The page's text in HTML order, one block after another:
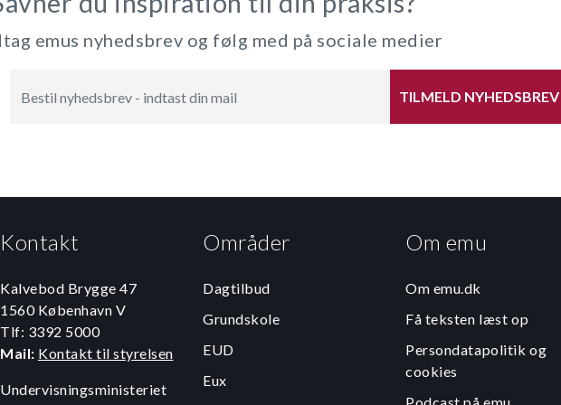
emus nyhedsbrev og følg med på sociale medier
TILMELD NYHEDSBREV
Kontakt
Kalvebod Brygge 47
1560 København V
Tlf: 3392 5000
Mail: Kontakt til styrelsen
Undervisningsministeriet
Områder
Dagtilbud
Grundskole
EUD
Eux
Om emu
Om emu.dk
Få teksten læst op
Persondatapolitik og
cookies